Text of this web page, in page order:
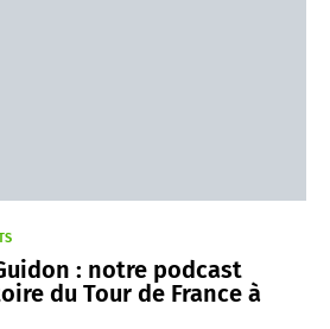
: notre podcast
du Tour de France à